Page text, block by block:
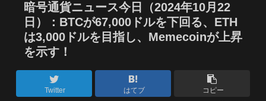
暗号通貨ニュース今日（2024年10月22
日）：BTCが67,000ドルを下回る、ETH
は3,000ドルを目指し、Memecoinが上昇
を示す！
Twitter はてブ コピー